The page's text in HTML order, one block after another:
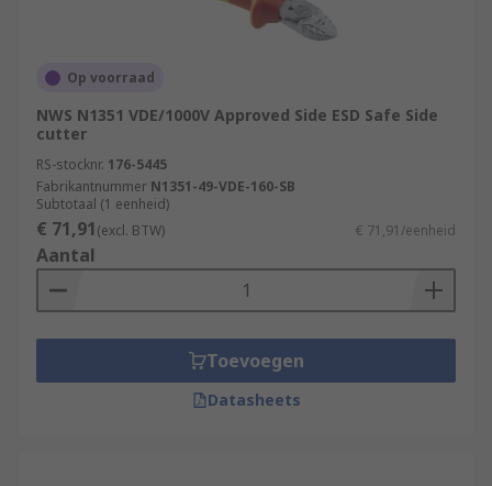
Op voorraad
NWS N1351 VDE/1000V Approved Side ESD Safe Side
cutter
RS-stocknr. 176-5445
Fabrikantnummer N1351-49-VDE-160-SB
Subtotaal (1 eenheid)
€ 71,91(excl. BTW) € 71,91/eenheid
Aantal
Toevoegen
Datasheets